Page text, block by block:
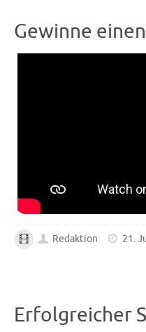
Gewinne
Redaktion 21.
Erfolgreicher